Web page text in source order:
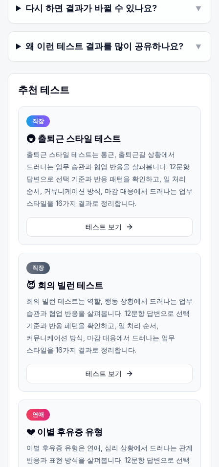
다시 하면 결과가 바뀔 수 있나요? ▼
왜 이런 테스트 결과를 많이 공유하나요? ▼
추천 테스트
직장
🚇 출퇴근 스타일 테스트
출퇴근 스타일 테스트는 통근, 출퇴근길 상황에서
드러나는 업무 습관과 협업 반응을 살펴봅니다. 12문항
답변으로 선택 기준과 반응 패턴을 확인하고, 일 처리
순서, 커뮤니케이션 방식, 마감 대응에서 드러나는 업무
스타일을 16가지 결과로 정리합니다.
테스트 보기
직장
😈 회의 빌런 테스트
회의 빌런 테스트는 역할, 행동 상황에서 드러나는 업무
습관과 협업 반응을 살펴봅니다. 12문항 답변으로 선택
기준과 반응 패턴을 확인하고, 일 처리 순서,
커뮤니케이션 방식, 마감 대응에서 드러나는 업무
스타일을 16가지 결과로 정리합니다.
테스트 보기
연애
💔 이별 후유증 유형
이별 후유증 유형은 연애, 심리 상황에서 드러나는 관계
반응과 표현 방식을 살펴봅니다. 12문항 답변으로 선택